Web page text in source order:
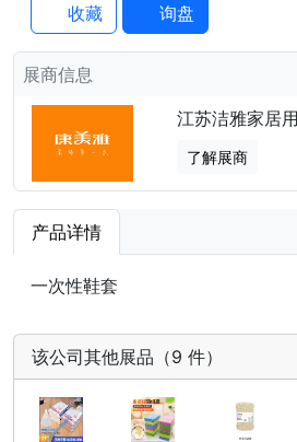
收藏
询盘
展商信息
江苏洁雅家居
了解展商
产品详情
一次性鞋套
该公司其他展品（9 件）